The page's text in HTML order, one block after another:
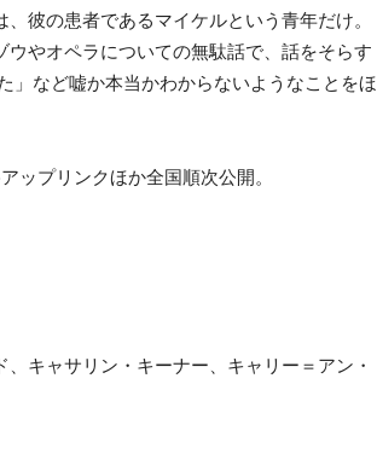
彼の患者であるマイケルという青年だけ。
やオペラについての無駄話で、話をそらす
」など嘘か本当かわからないようなことをほ
ップリンクほか全国順次公開。
キャサリン・キーナー、キャリー＝アン・